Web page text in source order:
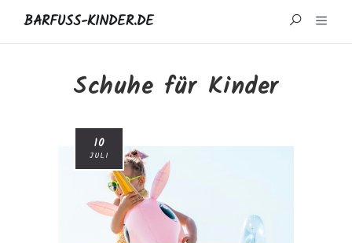
BARFUSS-KINDER.DE
MARKEN UND REZENSIONEN
IMPRESSUM
Schuhe für Kinder
10
JULI